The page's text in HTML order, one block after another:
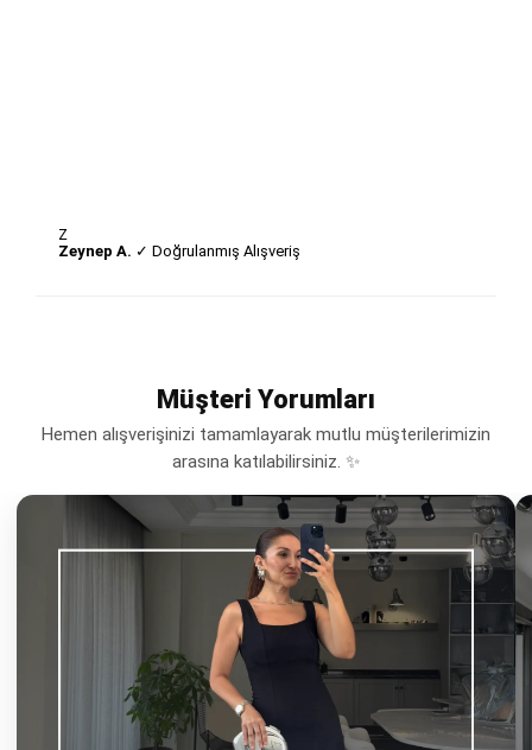
Z
Zeynep A. ✓ Doğrulanmış Alışveriş
Müşteri Yorumları
Hemen alışverişinizi tamamlayarak mutlu müşterilerimizin
arasına katılabilirsiniz. ✨